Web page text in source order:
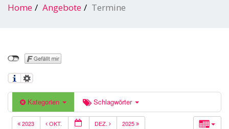
Home Angebote Termine
Kategorien Schlagwörter
2023 OKT. DEZ. 2025